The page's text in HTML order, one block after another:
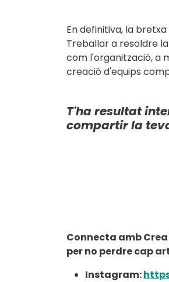
En definitiva, la
Treballar a resoldre
com l'organització, a
creació d'equips
T'ha resultat
compartir la
Connecta amb Crea
per no perdre cap
Instagram: